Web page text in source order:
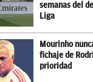
semanas del
Liga
Mourinho
fichaje de
prioridad